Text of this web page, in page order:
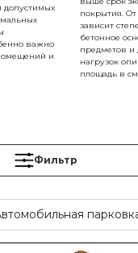
допустимых
важно
и
покрытия.
зависит
бетонное
предметов и
нагрузок
площадь в
Фильтр